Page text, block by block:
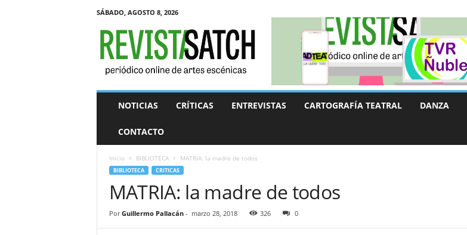
SÁBADO, AGOSTO 8, 2026
NOTICIAS CRÍTICAS ENTREVISTAS CARTOGRAFÍA TEATRAL DANZA
CONTACTO
Inicio BIBLIOTECA MATRIA: la madre de todos
BIBLIOTECA CRITICAS
MATRIA: la madre de todos
Por Guillermo Pallacán- marzo 28, 2018 326 0